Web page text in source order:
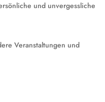
und unvergessliche
Veranstaltungen und